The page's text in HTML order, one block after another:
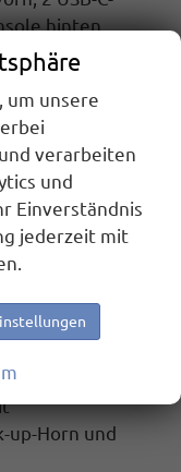
hinten,
Apple CarPlay
und ""VW
up-Horn und
um unsere
verarbeiten
und
Einverständnis
jederzeit mit